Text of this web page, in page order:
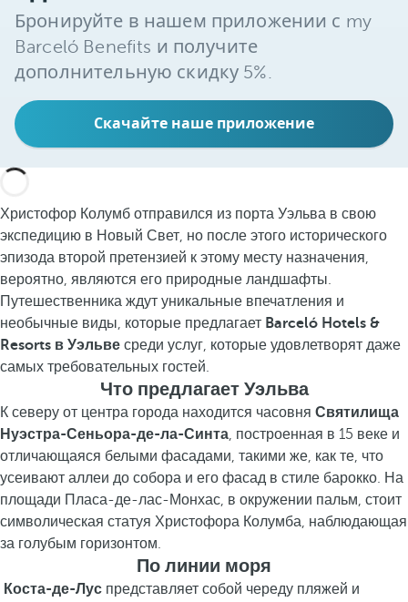
Бронируйте в нашем приложении с my
Barceló Benefits и получите
дополнительную скидку 5%.
Скачайте наше приложение
Христофор Колумб отправился из порта Уэльва в свою
экспедицию в Новый Свет, но после этого исторического
эпизода второй претензией к этому месту назначения,
вероятно, являются его природные ландшафты.
Путешественника ждут уникальные впечатления и
необычные виды, которые предлагает Barceló Hotels &
Resorts в Уэльве среди услуг, которые удовлетворят даже
самых требовательных гостей.
Что предлагает Уэльва
К северу от центра города находится часовня Святилища
Нуэстра-Сеньора-де-ла-Синта, построенная в 15 веке и
отличающаяся белыми фасадами, такими же, как те, что
усеивают аллеи до собора и его фасад в стиле барокко. На
площади Пласа-де-лас-Монхас, в окружении пальм, стоит
символическая статуя Христофора Колумба, наблюдающая
за голубым горизонтом.
По линии моря
Коста-де-Лус представляет собой череду пляжей и